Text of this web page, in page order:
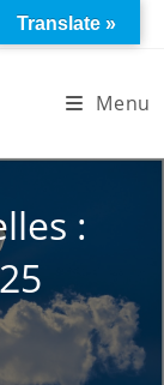
Menu
:
Translate »